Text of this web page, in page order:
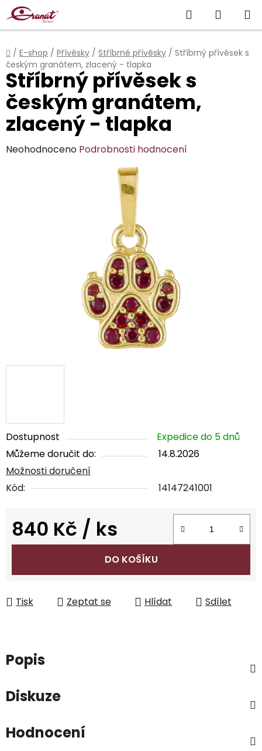
Přejít
na
obsah
Hledat
KOŠÍK
Domů
/ E-shop / Přívěsky / Stříbrné přívěsky / Stříbrný přívěsek s
českým granátem, zlacený - tlapka
Dostupnost
Expedice do 5 dnů
Můžeme doručit do:
14.8.2026
Možnosti doručení
Kód:
14147241001
840 Kč / ks
Měrná cena:
DO KOŠÍKU
Tisk Zeptat se Hlídat Sdílet
Stříbrný přívěsek s
českým granátem,
zlacený - tlapka
Průměrné
Neohodnoceno Podrobnosti hodnocení
Popis
Diskuze
Hodnocení